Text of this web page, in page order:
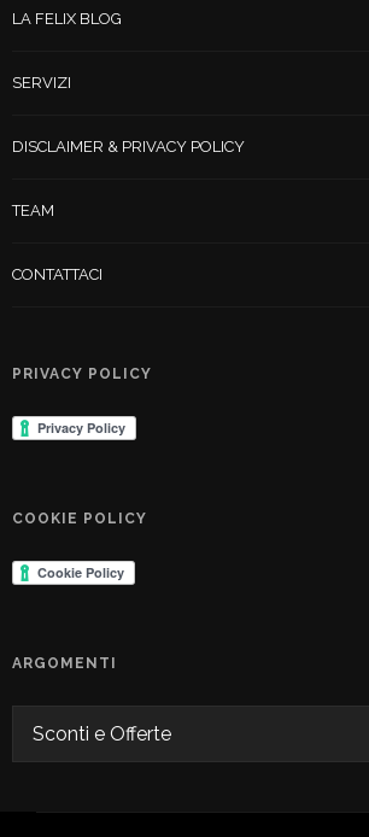
LA FELIX BLOG
SERVIZI
DISCLAIMER & PRIVACY POLICY
TEAM
CONTATTACI
PRIVACY POLICY
COOKIE POLICY
ARGOMENTI